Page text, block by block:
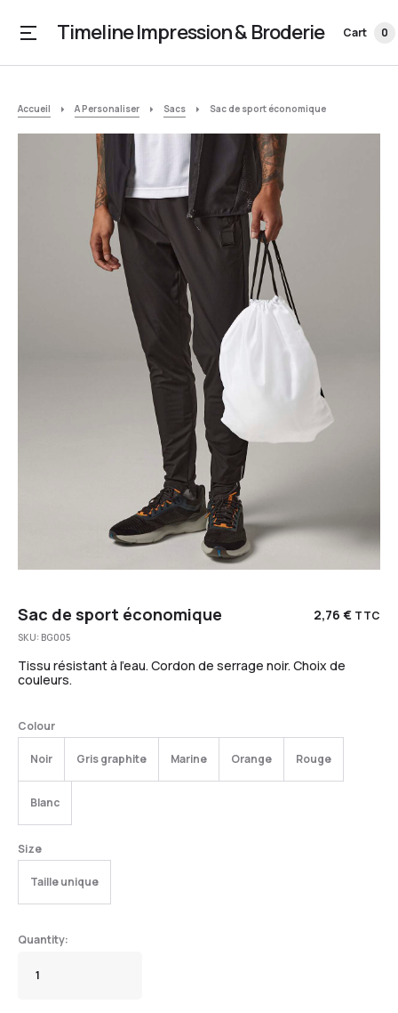
Timeline Impression & Broderie Cart 0
Accueil A Personaliser Sacs Sac de sport économique
Sac de sport économique 2,76 € TTC
SKU: BG005
Tissu résistant à l’eau. Cordon de serrage noir. Choix de
couleurs.
Colour
Noir Gris graphite Marine Orange Rouge
Blanc
Size
Taille unique